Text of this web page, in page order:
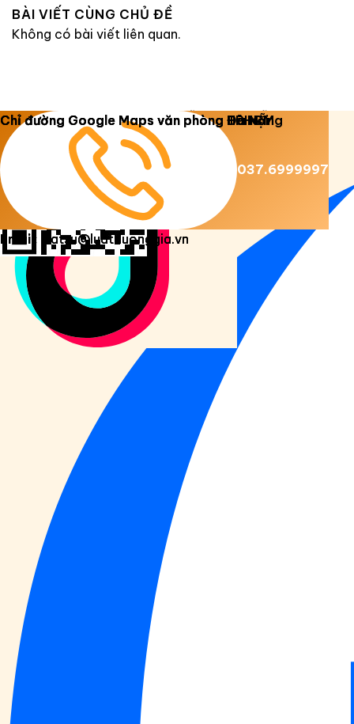
BÀI VIẾT CÙNG CHỦ ĐỀ
Không có bài viết liên quan.
Copyright 2026 © Luật Dương Gia